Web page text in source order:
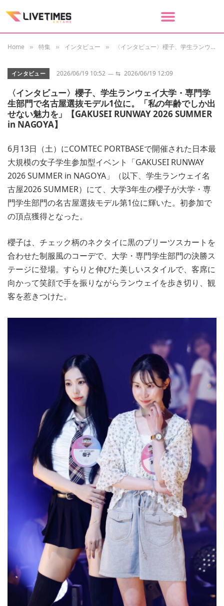
Home » 特集 » インタビュー » 〈インタビュー〉櫻子、学生ランウェイ大学・専門学生部門で名古屋選抜モデル1位に。「私の年齢でしか出せない魅力を」【GAKUSEI RUNWAY 2026 SUMMER in NAGOYA】
インタビュー 2026/06/19 10:52 ⇆ 2026/06/19 12:09
〈インタビュー〉櫻子、学生ランウェイ大学・専門学
生部門で名古屋選抜モデル1位に。「私の年齢でしか出
せない魅力を」【GAKUSEI RUNWAY 2026 SUMMER
in NAGOYA】
6月13日（土）にCOMTEC PORTBASEで開催された日本最
大規模の女子学生参加型イベント「GAKUSEI RUNWAY
2026 SUMMER in NAGOYA」（以下、学生ランウェイ名
古屋2026 SUMMER）にて、大学3年生の櫻子が大学・専
門学生部門の名古屋選抜モデル第1位に輝いた。初参加で
の頂点獲得となった。
櫻子は、チェック柄のネクタイに黒のプリーツスカートを
合わせた制服風のコーデで、大学・専門学生部門の決勝ス
テージに登場。すらりと伸びた美しいスタイルで、客席に
向かって笑顔で手を振りながらランウェイを歩き切り、観
客を惹きつけた。